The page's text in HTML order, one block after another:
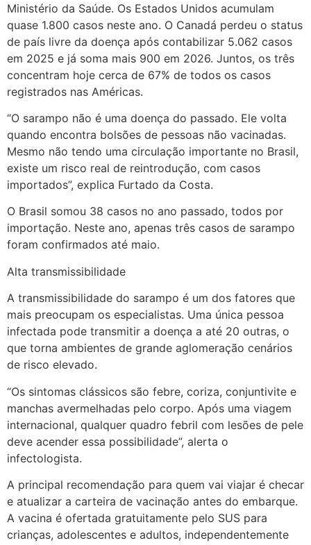
Ministério da Saúde. Os Estados Unidos acumulam
quase 1.800 casos neste ano. O Canadá perdeu o status
de país livre da doença após contabilizar 5.062 casos
em 2025 e já soma mais 900 em 2026. Juntos, os três
concentram hoje cerca de 67% de todos os casos
registrados nas Américas.
“O sarampo não é uma doença do passado. Ele volta
quando encontra bolsões de pessoas não vacinadas.
Mesmo não tendo uma circulação importante no Brasil,
existe um risco real de reintrodução, com casos
importados”, explica Furtado da Costa.
O Brasil somou 38 casos no ano passado, todos por
importação. Neste ano, apenas três casos de sarampo
foram confirmados até maio.
Alta transmissibilidade
A transmissibilidade do sarampo é um dos fatores que
mais preocupam os especialistas. Uma única pessoa
infectada pode transmitir a doença a até 20 outras, o
que torna ambientes de grande aglomeração cenários
de risco elevado.
“Os sintomas clássicos são febre, coriza, conjuntivite e
manchas avermelhadas pelo corpo. Após uma viagem
internacional, qualquer quadro febril com lesões de pele
deve acender essa possibilidade”, alerta o
infectologista.
A principal recomendação para quem vai viajar é checar
e atualizar a carteira de vacinação antes do embarque.
A vacina é ofertada gratuitamente pelo SUS para
crianças, adolescentes e adultos, independentemente